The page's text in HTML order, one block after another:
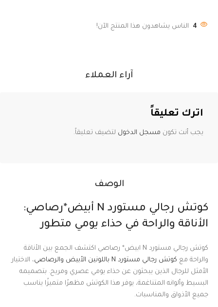
4 الناس يشاهدون هذا المنتج الآن!
الوصف
كوتش رجالي مستورد N أبيض*رصاصي:
الأناقة والراحة في حذاء يومي متطور
كوتش رجالي مستورد N ابيض* رصاصي اكتشف الجمع بين الأناقة
والراحة مع كوتش رجالي مستورد N باللونين الأبيض والرصاصي
، الاختيار
الأمثل للرجال الذين يبحثون عن حذاء يومي عصري ومريح. بتصميمه
البسيط وألوانه المتناغمة، يوفر هذا الكوتش مظهرًا متميزًا يناسب
جميع الأذواق والمناسبات.
آراء العملاء
اترك تعليقاً
يجب أنت تكون مسجل الدخول لتضيف تعليقاً.